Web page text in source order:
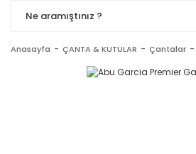
Anasayfa ÇANTA & KUTULAR Çantalar